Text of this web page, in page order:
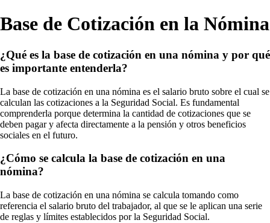
Base de Cotización en la Nómina
¿Qué es la base de cotización en una nómina y por qué
es importante entenderla?
La base de cotización en una nómina es el salario bruto sobre el cual se
calculan las cotizaciones a la Seguridad Social. Es fundamental
comprenderla porque determina la cantidad de cotizaciones que se
deben pagar y afecta directamente a la pensión y otros beneficios
sociales en el futuro.
¿Cómo se calcula la base de cotización en una
nómina?
La base de cotización en una nómina se calcula tomando como
referencia el salario bruto del trabajador, al que se le aplican una serie
de reglas y límites establecidos por la Seguridad Social.